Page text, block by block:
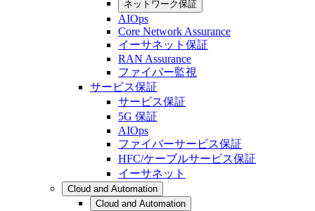
ネットワーク保証
AIOps
Core Network Assurance
イーサネット保証
RAN Assurance
ファイバー監視
サービス保証
サービス保証
5G 保証
AIOps
ファイバーサービス保証
HFC/ケーブルサービス保証
イーサネット
Cloud and Automation
Cloud and Automation